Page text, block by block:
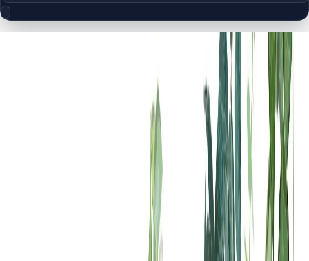
La Rosa Phase 4 | Villanova | by
چیدمان‌های دقیق پروژه‌ها و مناطق دبی را بررسی کنید تا واحدها را